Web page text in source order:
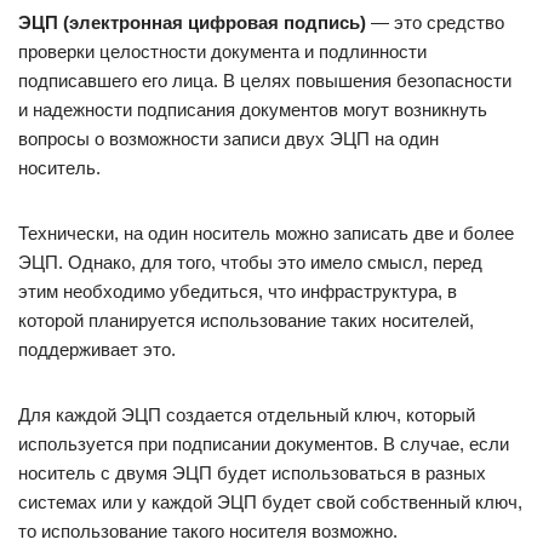
ЭЦП (электронная цифровая подпись) — это средство
проверки целостности документа и подлинности
подписавшего его лица. В целях повышения безопасности
и надежности подписания документов могут возникнуть
вопросы о возможности записи двух ЭЦП на один
носитель.
Технически, на один носитель можно записать две и более
ЭЦП. Однако, для того, чтобы это имело смысл, перед
этим необходимо убедиться, что инфраструктура, в
которой планируется использование таких носителей,
поддерживает это.
Для каждой ЭЦП создается отдельный ключ, который
используется при подписании документов. В случае, если
носитель с двумя ЭЦП будет использоваться в разных
системах или у каждой ЭЦП будет свой собственный ключ,
то использование такого носителя возможно.